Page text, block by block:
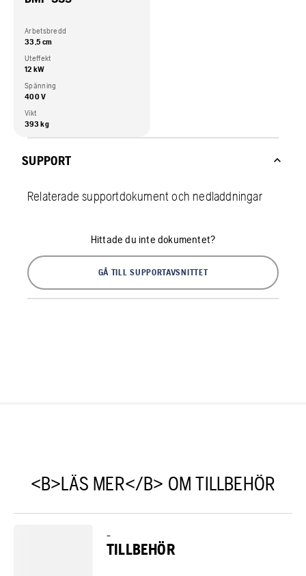
Arbetsbredd
33,5 cm
Uteffekt
12 kW
Spänning
400 V
Vikt
393 kg
SUPPORT
Relaterade supportdokument och nedladdningar
Hittade du inte dokumentet?
GÅ TILL SUPPORTAVSNITTET
<B>LÄS MER</B> OM TILLBEHÖR
–
TILLBEHÖR